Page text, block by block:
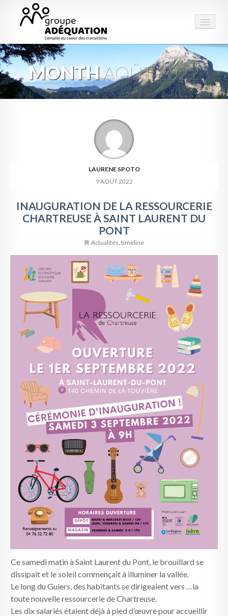
LE GROUPE
STRUCTURES
MONTHAOÛT 2022
LAURENE SPOTO
9 AOÛT 2022
INAUGURATION DE LA RESSOURCERIE
CHARTREUSE À SAINT LAURENT DU
PONT
Actualités timeline
Ce samedi matin à Saint Laurent du Pont, le brouillard se
dissipait et le soleil commençait à illuminer la vallée.
Le long du Guiers, des habitants se dirigeaient vers …la
toute nouvelle ressourcerie de Chartreuse.
Les dix salariés étaient déjà à pied d’œuvre pour accueillir